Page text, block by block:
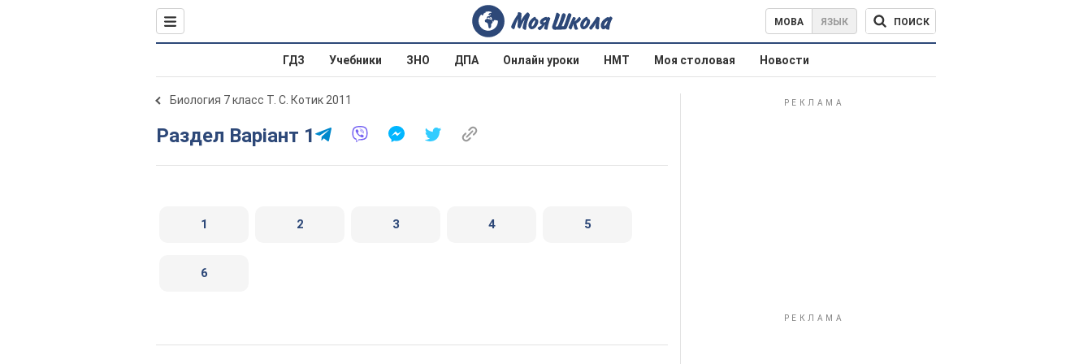
МОВА ЯЗЫК ПОИСК
ГДЗ Учебники ЗНО ДПА Онлайн уроки НМТ Моя столовая Новости
Биология 7 класс Т. С. Котик 2011
Раздел Варіант 1
1 2 3 4 5
6